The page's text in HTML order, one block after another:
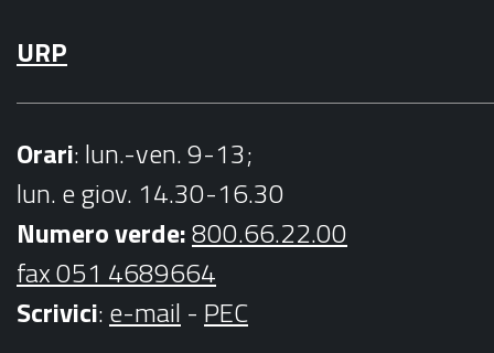
URP
Orari: lun.-ven. 9-13;
lun. e giov. 14.30-16.30
Numero verde:800.66.22.00
fax 051 4689664
Scrivici:e-mail - PEC